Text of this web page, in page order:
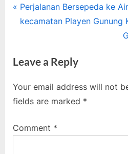
Post
navigation
P
r
i
u
s
o
Perjalanan Bersepeda ke
kecamatan Playen Gunung
N
P
t
Leave a Reply
Your email address will not
fields are marked *
Comment *